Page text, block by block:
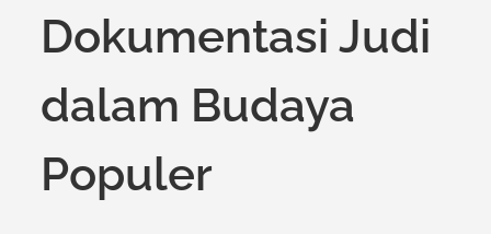
Dokumentasi Judi
dalam Budaya
Populer